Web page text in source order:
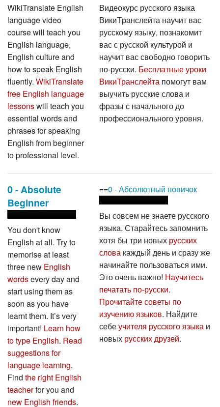
WikiTranslate English
language video
course will teach you
English language,
English culture and
how to speak English
fluently. WikiTranslate
free English language
lessonswill teach you
essential words and
phrases for speaking
English from beginner
to professional level.
Видеокурс русского языка
ВикиTранслейта научит вас
русскому языку, познакомит
вас с русской культурой и
научит вас свободно говорить
по-русски. Бесплатные уроки
ВикиТранслейта помогут вам
выучить русские слова и
фразы с начального до
профессионального уровня.
0 - Absolute
Beginner
You don't know
English at all. Try to
memorise at least
three new English
wordsevery day and
start using them as
soon as you have
learnt them. It’s very
important! Learn how
to type English Read
suggestions for
language learning
Find the right English
teacherfor you and
new English friends
==0 - Абсолютный новичок
Вы совсем не знаете русского
языка. Старайтесь запомнить
хотя бы три новых русских
слова каждый день и сразу же
начинайте пользоваться ими.
Это очень важно! Научитесь
печатать по-русски
Прочитайте советы по
изучению языков . Найдите
себеучителя русского языка и
новых русских друзей